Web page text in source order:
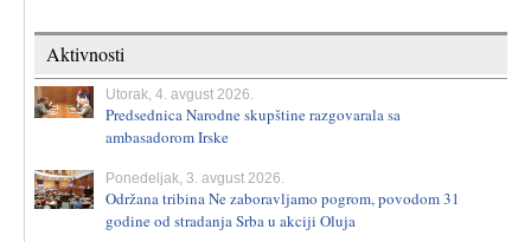
Aktivnosti
Utorak, 4. avgust 2026.
Predsednica Narodne skupštine razgovarala sa
ambasadorom Irske
Ponedeljak, 3. avgust 2026.
Održana tribina Ne zaboravljamo pogrom, povodom 31
godine od stradanja Srba u akciji Oluja